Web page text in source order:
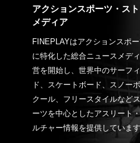
アクションスポーツ・ス
メディア
FINEPLAYはアクションスポ
に特化した総合ニュースメデ
営を開始し、世界中のサーフ
ド、スケートボード、スノー
クール、フリースタイルなど
ーツを中心としたアスリート
ルチャー情報を提供しています